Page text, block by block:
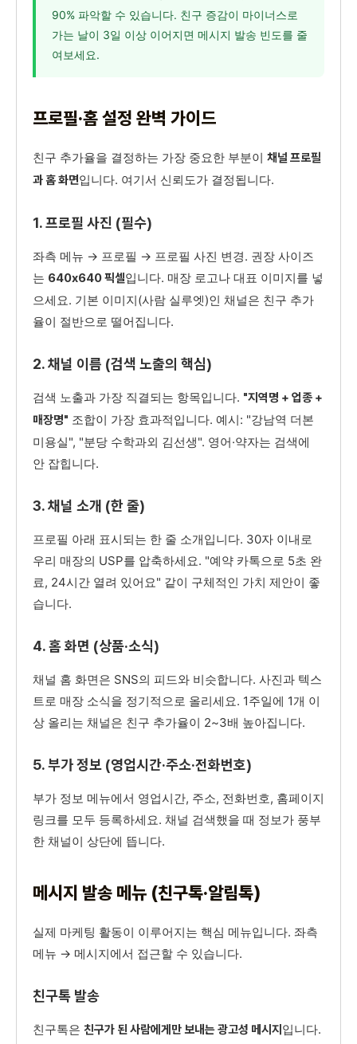
90% 파악할 수 있습니다. 친구 증감이 마이너스로
가는 날이 3일 이상 이어지면 메시지 발송 빈도를 줄
여보세요.
프로필·홈 설정 완벽 가이드
친구 추가율을 결정하는 가장 중요한 부분이 채널 프로필
과 홈 화면입니다. 여기서 신뢰도가 결정됩니다.
1. 프로필 사진 (필수)
좌측 메뉴 → 프로필 → 프로필 사진 변경. 권장 사이즈
는 640x640 픽셀입니다. 매장 로고나 대표 이미지를 넣
으세요. 기본 이미지(사람 실루엣)인 채널은 친구 추가
율이 절반으로 떨어집니다.
2. 채널 이름 (검색 노출의 핵심)
검색 노출과 가장 직결되는 항목입니다. "지역명 + 업종 +
매장명" 조합이 가장 효과적입니다. 예시: "강남역 더본
미용실", "분당 수학과외 김선생". 영어·약자는 검색에
안 잡힙니다.
3. 채널 소개 (한 줄)
프로필 아래 표시되는 한 줄 소개입니다. 30자 이내로
우리 매장의 USP를 압축하세요. "예약 카톡으로 5초 완
료, 24시간 열려 있어요" 같이 구체적인 가치 제안이 좋
습니다.
4. 홈 화면 (상품·소식)
채널 홈 화면은 SNS의 피드와 비슷합니다. 사진과 텍스
트로 매장 소식을 정기적으로 올리세요. 1주일에 1개 이
상 올리는 채널은 친구 추가율이 2~3배 높아집니다.
5. 부가 정보 (영업시간·주소·전화번호)
부가 정보 메뉴에서 영업시간, 주소, 전화번호, 홈페이지
링크를 모두 등록하세요. 채널 검색했을 때 정보가 풍부
한 채널이 상단에 뜹니다.
메시지 발송 메뉴 (친구톡·알림톡)
실제 마케팅 활동이 이루어지는 핵심 메뉴입니다. 좌측
메뉴 → 메시지에서 접근할 수 있습니다.
친구톡 발송
친구톡은 친구가 된 사람에게만 보내는 광고성 메시지 입니다.